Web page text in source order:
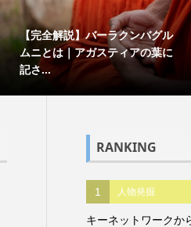
【完全解説】バーラクンバグル
ムニとは｜アガスティアの葉に
記さ...
RANKING
1 人物発掘
キーネットワークか